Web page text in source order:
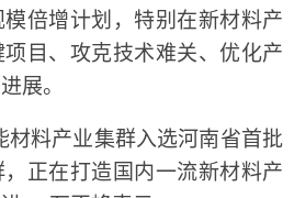
倍增计划，特别在新材料产
目、攻克技术难关、优化产
展。
料产业集群入选河南省首批
正在打造国内一流新材料产